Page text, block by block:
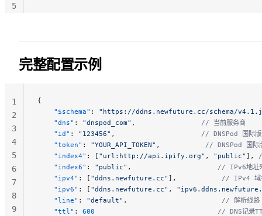
5
完整配置示例
{
    "$schema"
: "https://ddns.newfuture.cc/schema/
    "dns"
: "dnspod_com" , // 当前服务商
    "id"
: "123456" , // DNSPod 国际
    "token"
: "YOUR_API_TOKEN" , // DNSPod 国
    "index4"
: [ "url:http://api.ipify.org" , "public" ],
    "index6"
: "public" , // IPv6地址
    "ipv4"
: [ "ddns.newfuture.cc" ], // IPv4 域
    "ipv6"
: [ "ddns.newfuture.cc" ,
    "line"
: "default" , // 解析线路
    "ttl"
: 600
// DNS记录
1
2
3
4
5
6
7
8
9